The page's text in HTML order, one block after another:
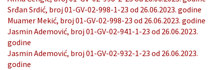
Srđan Srdić, broj 01-GV-02-998-1-23 od 26.06.2023. godine
Muamer Mekić, broj 01-GV-02-998-23 od 26.06.2023. godine
Jasmin Ademović, broj 01-GV-02-941-1-23 od 26.06.2023.
godine
Jasmin Ademović, broj 01-GV-02-932-1-23 od 26.06.2023.
godine